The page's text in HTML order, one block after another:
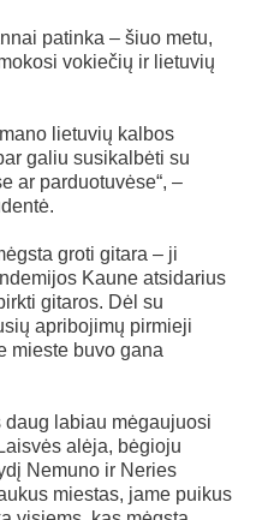
patinka – šiuo metu,
vokiečių ir lietuvių
lietuvių kalbos
galiu susikalbėti su
ar parduotuvėse“, –
groti gitara – ji
Kaune atsidarius
gitaros. Dėl su
apribojimų pirmieji
mieste buvo gana
daug labiau mėgaujuosi
alėja, bėgioju
Nemuno ir Neries
miestas, jame puikus